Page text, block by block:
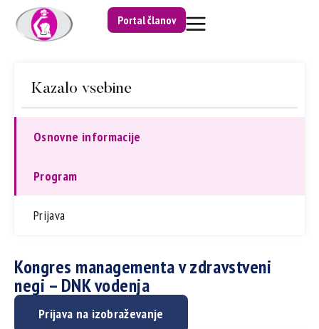
Portal članov
Kazalo vsebine
Osnovne informacije
Program
Prijava
Kongres managementa v zdravstveni
negi – DNK vodenja
Prijava na izobraževanje